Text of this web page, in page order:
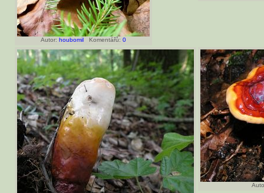
Autor: houbomil Komentářů: 0